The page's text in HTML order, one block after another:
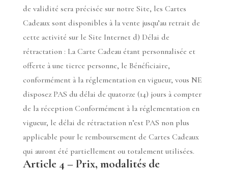
de validité sera précisée sur notre Site, les Cartes
Cadeaux sont disponibles à la vente jusqu’au retrait de
cette activité sur le Site Internet d) Délai de
rétractation : La Carte Cadeau étant personnalisée et
offerte à une tierce personne, le Bénéficiaire,
conformément à la réglementation en vigueur, vous NE
disposez PAS du délai de quatorze (14) jours à compter
de la réception Conformément à la réglementation en
vigueur, le délai de rétractation n’est PAS non plus
applicable pour le remboursement de Cartes Cadeaux
qui auront été partiellement ou totalement utilisées.
Article 4 – Prix, modalités de